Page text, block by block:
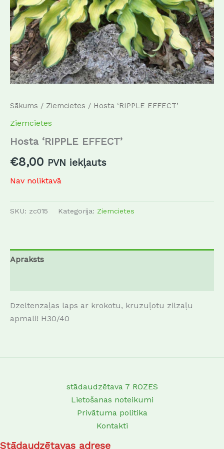
Sākums / Ziemcietes / Hosta ‘RIPPLE EFFECT’
Ziemcietes
Hosta ‘RIPPLE EFFECT’
€8,00 PVN iekļauts
Nav noliktavā
SKU: zc015 Kategorija: Ziemcietes
Apraksts
Dzeltenzaļas laps ar krokotu, kruzuļotu zilzaļu
apmali! H30/40
stādaudzētava 7 ROZES
Lietošanas noteikumi
Privātuma politika
Kontakti
Stādaudzētavas adrese